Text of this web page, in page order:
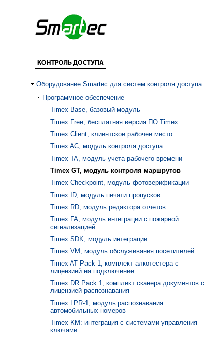
Оборудование Smartec для систем контроля доступа
Программное обеспечение
Timex Base, базовый модуль
Timex Free, бесплатная версия ПО Timex
Timex Client, клиентское рабочее место
Timex AC, модуль контроля доступа
Timex TA, модуль учета рабочего времени
Timex GT, модуль контроля маршрутов
Timex Checkpoint, модуль фотоверификации
Timex ID, модуль печати пропусков
Timex RD, модуль редактора отчетов
Timex FA, модуль интеграции с пожарной
сигнализацией
Timex SDK, модуль интеграции
Timex VM, модуль обслуживания посетителей
Timex AT Pack 1, комплект алкотестера с
лицензией на подключение
Timex DR Pack 1, комплект сканера документов с
лицензией распознавания
Timex LPR-1, модуль распознавания
автомобильных номеров
Timex KM: интеграция с системами управления
ключами